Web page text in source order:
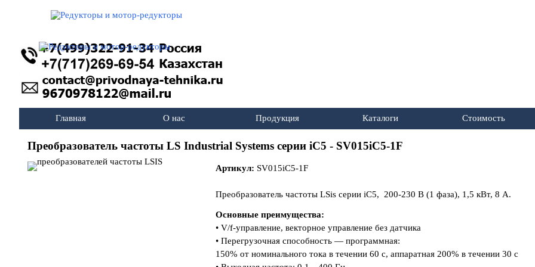
Главная О нас ▼
Продукция ▼
Каталоги ▼
Стоимость
Преобразователь частоты LS Industrial Systems серии iC5 - SV015iC5-1F
Артикул: SV015iC5-1F
Преобразователь частоты LSis серии iC5, 200-230 В (1 фаза), 1,5 кВт, 8 А.
Основные преимущества:
• V/f-управление, векторное управление без датчика
• Перегрузочная способность — программная:
150% от номинального тока в течении 60 с, аппаратная 200% в течении 30 с